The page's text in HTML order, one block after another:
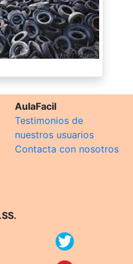
AulaFacil
Testimonios de
nuestros usuarios
Contacta con nosotros